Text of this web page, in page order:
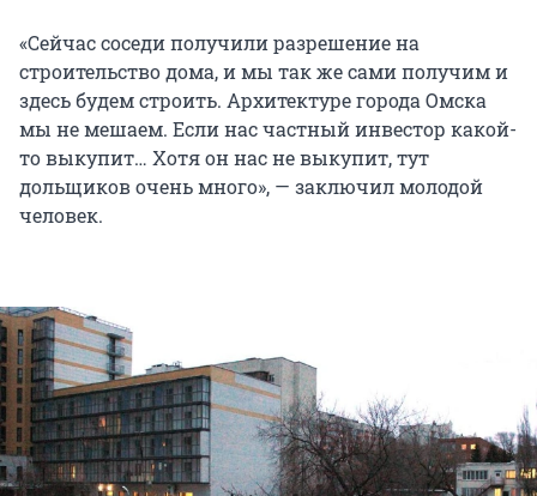
«Сейчас соседи получили разрешение на
строительство дома, и мы так же сами получим и
здесь будем строить. Архитектуре города Омска
мы не мешаем. Если нас частный инвестор какой-
то выкупит… Хотя он нас не выкупит, тут
дольщиков очень много», — заключил молодой
человек.